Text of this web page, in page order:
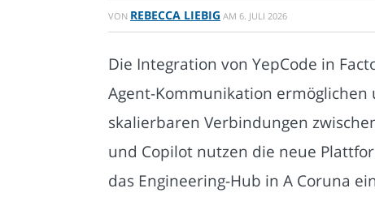
VON REBECCA LIEBIG AM 6. JULI 2026
Die Integration von YepCode in
Agent-Kommunikation
skalierbaren Verbindungen
und Copilot nutzen die neue
das Engineering-Hub in A Coruna